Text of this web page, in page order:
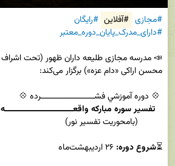
#مجازی #آفلاین #رایگان
#دارای_مدرک_پایان_دوره_معتبر
تفسیر سوره مبارکه واقعــــــــــــــــــــــــــــه
⏳شروع دوره: